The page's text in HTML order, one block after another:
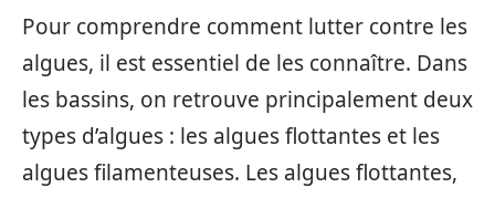
Pour comprendre comment lutter contre les
algues, il est essentiel de les connaître. Dans
les bassins, on retrouve principalement deux
types d’algues : les algues flottantes et les
algues filamenteuses. Les algues flottantes,